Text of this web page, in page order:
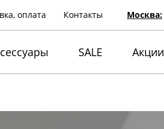
оплата Контакты Москва:
SALE Акции